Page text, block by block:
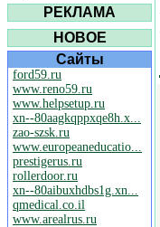
РЕКЛАМА
НОВОЕ
Сайты
ford59.ru
www.reno59.ru
www.helpsetup.ru
xn--80aagkqppxqe8h.x...
zao-szsk.ru
www.europeaneducatio...
prestigerus.ru
rollerdoor.ru
xn--80aibuxhdbs1g.xn...
qmedical.co.il
www.arealrus.ru